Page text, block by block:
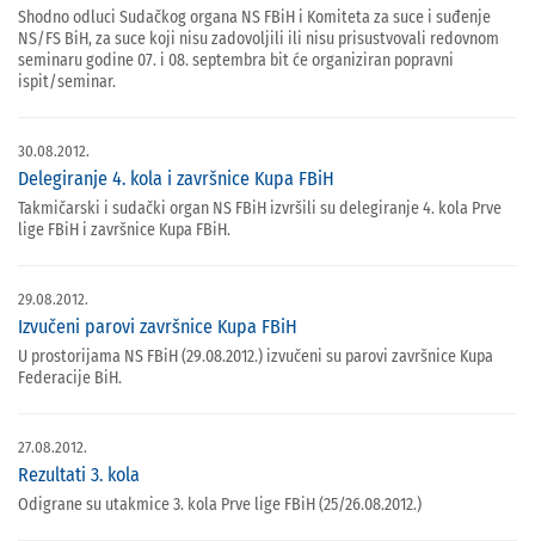
Shodno odluci Sudačkog organa NS FBiH i Komiteta za suce i suđenje
NS/FS BiH, za suce koji nisu zadovoljili ili nisu prisustvovali redovnom
seminaru godine 07. i 08. septembra bit će organiziran popravni
ispit/seminar.
30.08.2012.
Delegiranje 4. kola i završnice Kupa FBiH
Takmičarski i sudački organ NS FBiH izvršili su delegiranje 4. kola Prve
lige FBiH i završnice Kupa FBiH.
29.08.2012.
Izvučeni parovi završnice Kupa FBiH
U prostorijama NS FBiH (29.08.2012.) izvučeni su parovi završnice Kupa
Federacije BiH.
27.08.2012.
Rezultati 3. kola
Odigrane su utakmice 3. kola Prve lige FBiH (25/26.08.2012.)